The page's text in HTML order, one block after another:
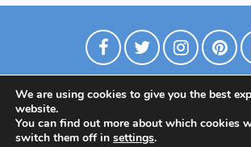
Политика
We are using cookies to give you the best
website.
You can find out more about which cookies
switch them off in settings.